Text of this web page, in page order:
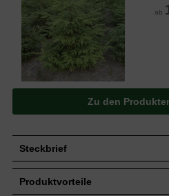
ab
Zu den
Steckbrief
Zuwachs
Produktvorteile